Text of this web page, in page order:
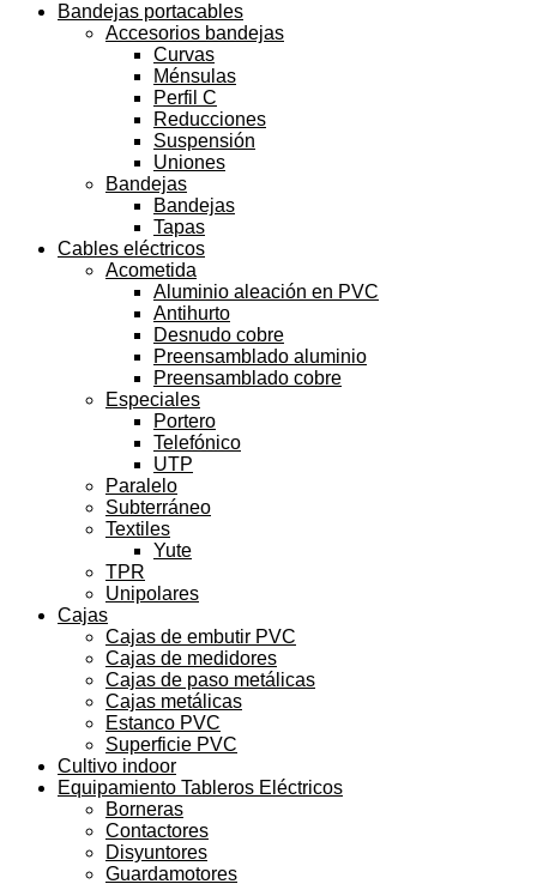
Bandejas portacables
Accesorios bandejas
Curvas
Ménsulas
Perfil C
Reducciones
Suspensión
Uniones
Bandejas
Bandejas
Tapas
Cables eléctricos
Acometida
Aluminio aleación en PVC
Antihurto
Desnudo cobre
Preensamblado aluminio
Preensamblado cobre
Especiales
Portero
Telefónico
UTP
Paralelo
Subterráneo
Textiles
Yute
TPR
Unipolares
Cajas
Cajas de embutir PVC
Cajas de medidores
Cajas de paso metálicas
Cajas metálicas
Estanco PVC
Superficie PVC
Cultivo indoor
Equipamiento Tableros Eléctricos
Borneras
Contactores
Disyuntores
Guardamotores